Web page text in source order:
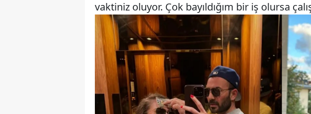
vaktiniz oluyor. Çok bayıldığım bir iş olursa